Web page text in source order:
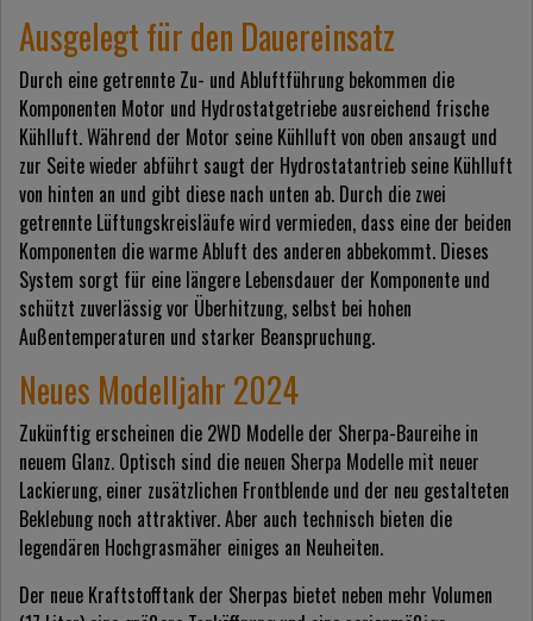
Ausgelegt für den Dauereinsatz
Durch eine getrennte Zu- und Abluftführung bekommen die
Komponenten Motor und Hydrostatgetriebe ausreichend frische
Kühlluft. Während der Motor seine Kühlluft von oben ansaugt und
zur Seite wieder abführt saugt der Hydrostatantrieb seine Kühlluft
von hinten an und gibt diese nach unten ab. Durch die zwei
getrennte Lüftungskreisläufe wird vermieden, dass eine der beiden
Komponenten die warme Abluft des anderen abbekommt. Dieses
System sorgt für eine längere Lebensdauer der Komponente und
schützt zuverlässig vor Überhitzung, selbst bei hohen
Außentemperaturen und starker Beanspruchung.
Neues Modelljahr 2024
Zukünftig erscheinen die 2WD Modelle der Sherpa-Baureihe in
neuem Glanz. Optisch sind die neuen Sherpa Modelle mit neuer
Lackierung, einer zusätzlichen Frontblende und der neu gestalteten
Beklebung noch attraktiver. Aber auch technisch bieten die
legendären Hochgrasmäher einiges an Neuheiten.
Der neue Kraftstofftank der Sherpas bietet neben mehr Volumen